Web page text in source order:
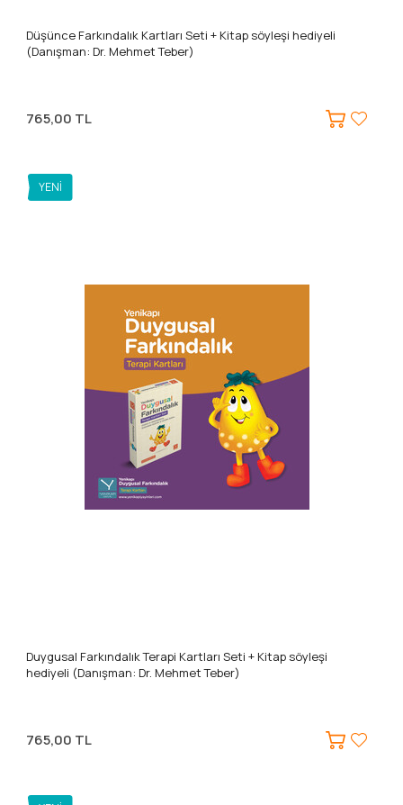
Düşünce Farkındalık Kartları Seti + Kitap söyleşi hediyeli
(Danışman: Dr. Mehmet Teber)
765,00 TL
YENI
Duygusal Farkındalık Terapi Kartları Seti + Kitap söyleşi
hediyeli (Danışman: Dr. Mehmet Teber)
765,00 TL